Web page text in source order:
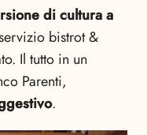
di cultura a
bistrot &
Il tutto in un
Parenti,
.